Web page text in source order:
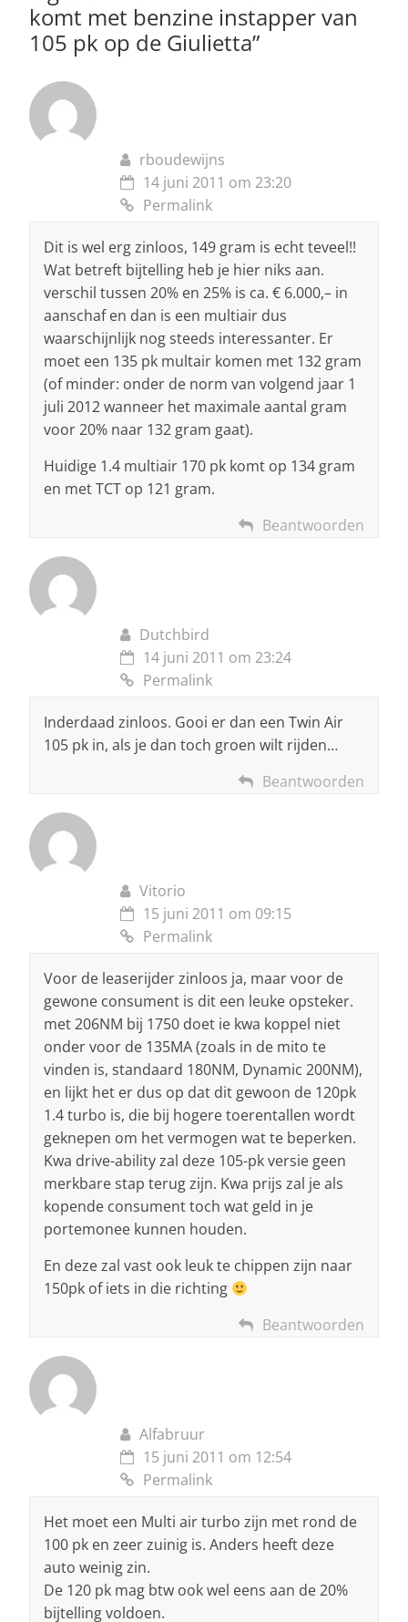
komt met benzine instapper van
105 pk op de Giulietta”
rboudewijns
14 juni 2011 om 23:20
Permalink
Dit is wel erg zinloos, 149 gram is echt teveel!!
Wat betreft bijtelling heb je hier niks aan.
verschil tussen 20% en 25% is ca. € 6.000,– in
aanschaf en dan is een multiair dus
waarschijnlijk nog steeds interessanter. Er
moet een 135 pk multair komen met 132 gram
(of minder: onder de norm van volgend jaar 1
juli 2012 wanneer het maximale aantal gram
voor 20% naar 132 gram gaat).
Huidige 1.4 multiair 170 pk komt op 134 gram
en met TCT op 121 gram.
Beantwoorden
Dutchbird
14 juni 2011 om 23:24
Permalink
Inderdaad zinloos. Gooi er dan een Twin Air
105 pk in, als je dan toch groen wilt rijden…
Beantwoorden
Vitorio
15 juni 2011 om 09:15
Permalink
Voor de leaserijder zinloos ja, maar voor de
gewone consument is dit een leuke opsteker.
met 206NM bij 1750 doet ie kwa koppel niet
onder voor de 135MA (zoals in de mito te
vinden is, standaard 180NM, Dynamic 200NM),
en lijkt het er dus op dat dit gewoon de 120pk
1.4 turbo is, die bij hogere toerentallen wordt
geknepen om het vermogen wat te beperken.
Kwa drive-ability zal deze 105-pk versie geen
merkbare stap terug zijn. Kwa prijs zal je als
kopende consument toch wat geld in je
portemonee kunnen houden.
En deze zal vast ook leuk te chippen zijn naar
150pk of iets in die richting
Beantwoorden
Alfabruur
15 juni 2011 om 12:54
Permalink
Het moet een Multi air turbo zijn met rond de
100 pk en zeer zuinig is. Anders heeft deze
auto weinig zin.
De 120 pk mag btw ook wel eens aan de 20%
bijtelling voldoen.